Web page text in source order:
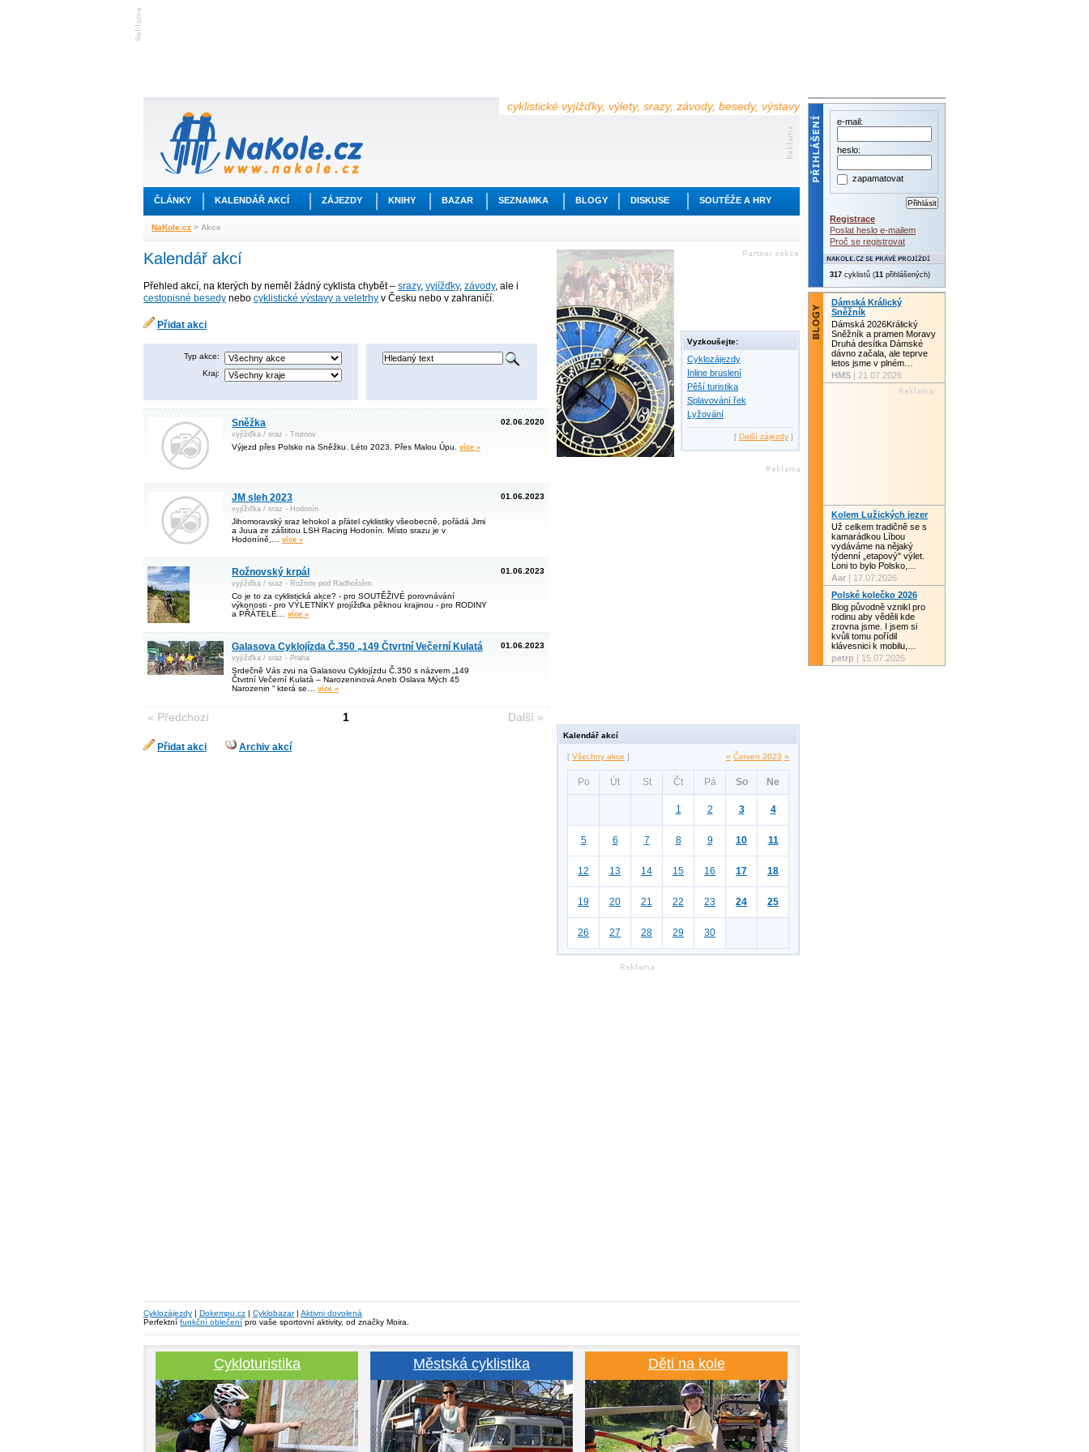
cyklistické vyjížďky, výlety, srazy, závody, besedy, výstavy
ČLÁNKY KALENDÁŘ AKCÍ ZÁJEZDY KNIHY BAZAR SEZNAMKA BLOGY DISKUSE SOUTĚŽE A HRY
NaKole.cz > Akce
Kalendář akcí
Přehled akcí, na kterých by neměl žádný cyklista chybět – srazy, vyjížďky, závody, ale i
cestopisné besedy nebo cyklistické výstavy a veletrhy v Česku nebo v zahraničí.
Přidat akci
Typ akce:
Kraj:
Sněžka
vyjížďka / sraz - Trutnov
Výjezd přes Polsko na Sněžku. Léto 2023. Přes Malou Úpu. více »
02.06.2020
JM sleh 2023
vyjížďka / sraz - Hodonín
Jihomoravský sraz lehokol a přátel cyklistiky všeobecně, pořádá Jimi
a Juua ze záštitou LSH Racing Hodonín. Místo srazu je v
Hodoníně,… více »
01.06.2023
Rožnovský krpál
vyjížďka / sraz - Rožnov pod Radhoštěm
Co je to za cyklistická akce? - pro SOUTĚŽIVÉ porovnávání
výkonosti - pro VÝLETNÍKY projížďka pěknou krajinou - pro RODINY
a PŘÁTELÉ… více »
01.06.2023
Galasova Cyklojízda Č.350 „149 Čtvrtní Večerní Kulatá
vyjížďka / sraz - Praha
Srdečně Vás zvu na Galasovu Cyklojízdu Č.350 s názvem „149
Čtvrtní Večerní Kulatá – Narozeninová Aneb Oslava Mých 45
Narozenin “ která se… více »
01.06.2023
« Předchozí 1 Další »
Přidat akci Archiv akcí
Vyzkoušejte:
Cyklozájezdy
Inline bruslení
Pěší turistika
Splavování řek
Lyžování
[ Další zájezdy ]
Kalendář akcí
[ Všechny akce ] « Červen 2023 »
Po Út St Čt Pá So Ne
1 2 3 4
5 6 7 8 9 10 11
12 13 14 15 16 17 18
19 20 21 22 23 24 25
26 27 28 29 30
Cyklozájezdy | Dokempu.cz | Cyklobazar| Aktivni dovolená
Perfektní funkční oblečení pro vaše sportovní aktivity, od značky Moira.
Cykloturistika Městská cyklistika Děti na kole
e-mail:
heslo:
zapamatovat
Registrace
Poslat heslo e-mailem
Proč se registrovat
317 cyklistů (11 přihlášených)
Dámská Králický
Sněžník
Dámská 2026Králický
Sněžník a pramen Moravy
Druhá desítka Dámské
dávno začala, ale teprve
letos jsme v plném…
HMS | 21.07.2026
Kolem Lužických jezer
Už celkem tradičně se s
kamarádkou Líbou
vydáváme na nějaký
týdenní „etapový" výlet.
Loni to bylo Polsko,…
Aar | 17.07.2026
Polské kolečko 2026
Blog původně vznikl pro
rodinu aby věděli kde
zrovna jsme. I jsem si
kvůli tomu pořídil
klávesnici k mobilu,…
petrp | 15.07.2026